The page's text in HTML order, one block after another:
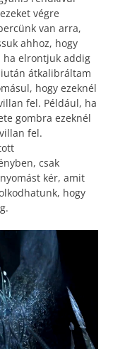
végre
van arra,
ahhoz, hogy
ha elrontjuk addig
átkalibráltam
hogy ezeknél
fel. Például, ha
gombra ezeknél
fel.
csak
kér, amit
hogy